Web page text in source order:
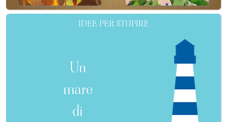
IDEE PER STUPIRE
Un
mare
di